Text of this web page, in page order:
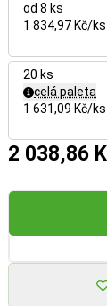
od 8 ks
1 834,97 Kč/ks
20 ks
celá paleta
1 631,09 Kč/ks
2 038,86